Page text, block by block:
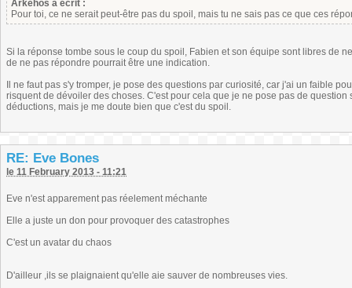
Arkehos a écrit :
Pour toi, ce ne serait peut-être pas du spoil, mais tu ne sais pas ce que ces
Si la réponse tombe sous le coup du spoil, Fabien et son équipe sont libres de
de ne pas répondre pourrait être une indication.
Il ne faut pas s'y tromper, je pose des questions par curiosité, car j'ai un faible
risquent de dévoiler des choses. C'est pour cela que je ne pose pas de
déductions, mais je me doute bien que c'est du spoil.
RE: Eve Bones
le 11 February 2013 - 11:21
Eve n'est apparement pas réelement méchante
Elle a juste un don pour provoquer des catastrophes
C'est un avatar du chaos
D'ailleur ,ils se plaignaient qu'elle aie sauver de nombreuses vies.